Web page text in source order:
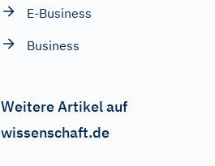
E-Business
Business
Weitere Artikel auf
wissenschaft.de